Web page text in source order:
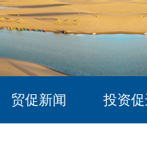
贸促新闻 投资